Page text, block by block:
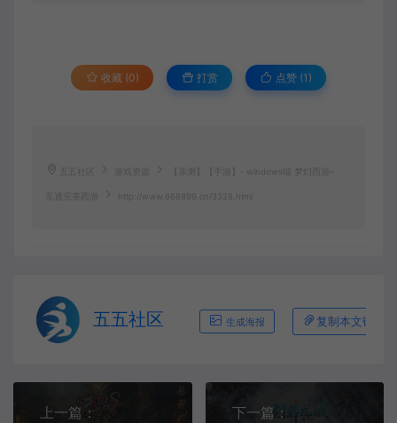
收藏 (0) 打赏 点赞 (1 )
五五社区 游戏资源 【亲测】【手游】- windows端 梦幻西游–
http://www.668899.cn/3328.html
五五社区 生成海报 复制本文链接
上一篇：
下一篇：